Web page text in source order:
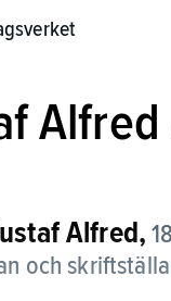
Alfred,
och